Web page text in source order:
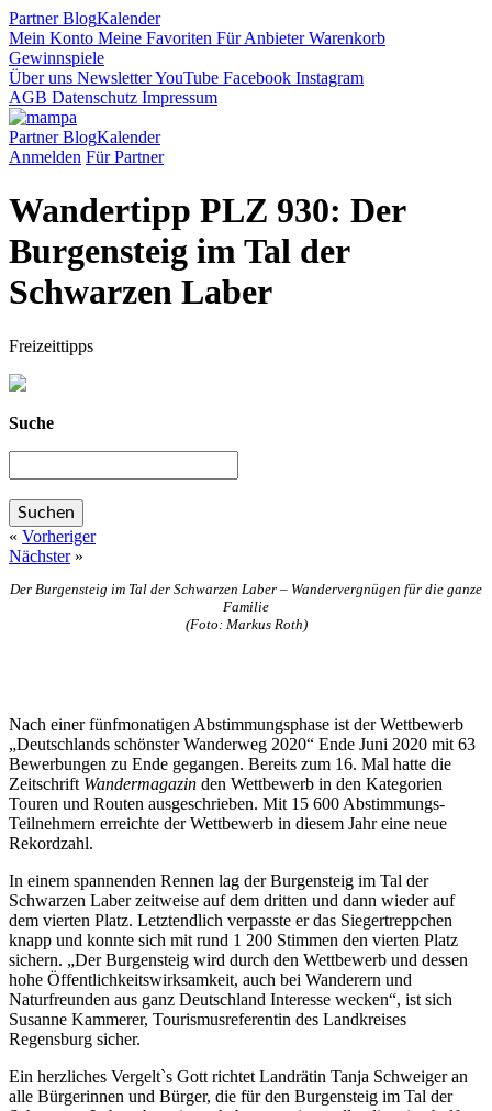
PartnerBlogKalender
Mein Konto Meine Favoriten Für AnbieterWarenkorb
Gewinnspiele
Über uns NewsletterYouTube Facebook Instagram
AGB Datenschutz Impressum
PartnerBlogKalender
Anmelden Für Partner
Wandertipp PLZ 930: Der
Burgensteig im Tal der
Schwarzen Laber
Freizeittipps
Suche
« Vorheriger
Nächster»
Der Burgensteig im Tal der Schwarzen Laber – Wandervergnügen für die ganze
Familie
(Foto: Markus Roth)
Nach einer fünfmonatigen Abstimmungsphase ist der Wettbewerb
„Deutschlands schönster Wanderweg 2020“ Ende Juni 2020 mit 63
Bewerbungen zu Ende gegangen. Bereits zum 16. Mal hatte die
Zeitschrift Wandermagazin den Wettbewerb in den Kategorien
Touren und Routen ausgeschrieben. Mit 15 600 Abstimmungs-
Teilnehmern erreichte der Wettbewerb in diesem Jahr eine neue
Rekordzahl.
In einem spannenden Rennen lag der Burgensteig im Tal der
Schwarzen Laber zeitweise auf dem dritten und dann wieder auf
dem vierten Platz. Letztendlich verpasste er das Siegertreppchen
knapp und konnte sich mit rund 1 200 Stimmen den vierten Platz
sichern. „Der Burgensteig wird durch den Wettbewerb und dessen
hohe Öffentlichkeitswirksamkeit, auch bei Wanderern und
Naturfreunden aus ganz Deutschland Interesse wecken“, ist sich
Susanne Kammerer, Tourismusreferentin des Landkreises
Regensburg sicher.
Ein herzliches Vergelt`s Gott richtet Landrätin Tanja Schweiger an
alle Bürgerinnen und Bürger, die für den Burgensteig im Tal der